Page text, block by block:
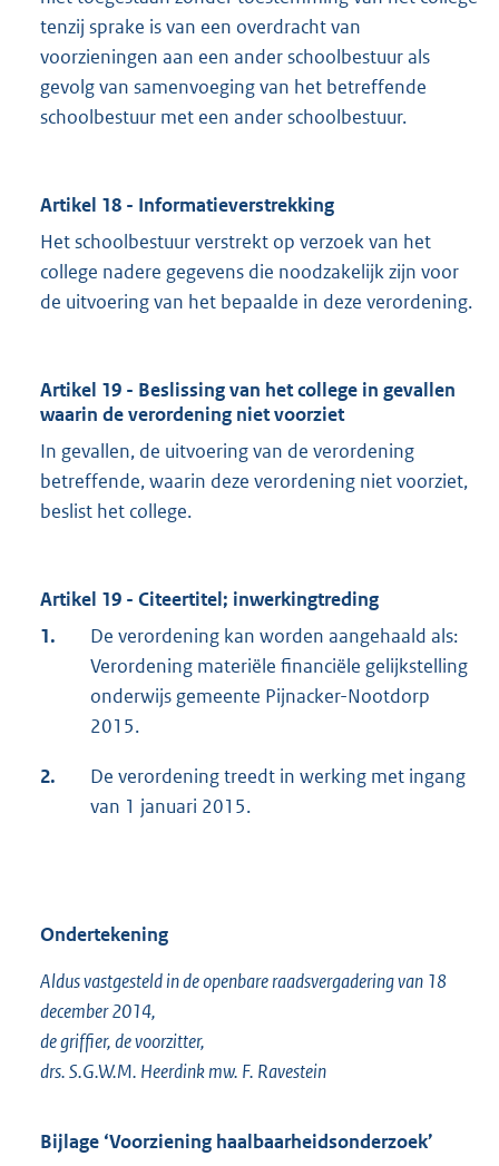
tenzij sprake is van een overdracht van
voorzieningen aan een ander schoolbestuur als
gevolg van samenvoeging van het betreffende
schoolbestuur met een ander schoolbestuur.
Artikel 18 - Informatieverstrekking
Het schoolbestuur verstrekt op verzoek van het
college nadere gegevens die noodzakelijk zijn voor
de uitvoering van het bepaalde in deze verordening.
Artikel 19 - Beslissing van het college in gevallen
waarin de verordening niet voorziet
In gevallen, de uitvoering van de verordening
betreffende, waarin deze verordening niet voorziet,
beslist het college.
Artikel 19 - Citeertitel; inwerkingtreding
1.
De verordening kan worden aangehaald als:
Verordening materiële financiële gelijkstelling
onderwijs gemeente Pijnacker-Nootdorp
2015.
2.
De verordening treedt in werking met ingang
van 1 januari 2015.
Ondertekening
Aldus vastgesteld in de openbare raadsvergadering van 18
december 2014,
de griffier, de voorzitter,
drs. S.G.W.M. Heerdink mw. F. Ravestein
Bijlage ‘Voorziening haalbaarheidsonderzoek’